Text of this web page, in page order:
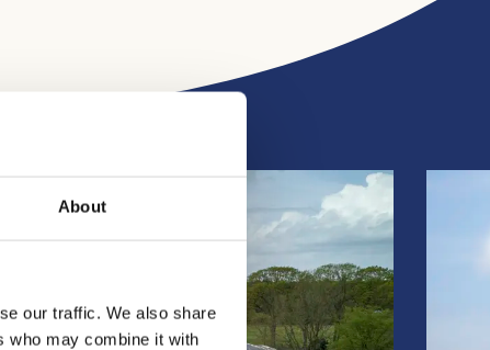
About
our traffic. We also share
who may combine it with